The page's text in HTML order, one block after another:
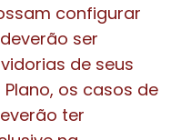
configurar
ser
de seus
os casos de
ter